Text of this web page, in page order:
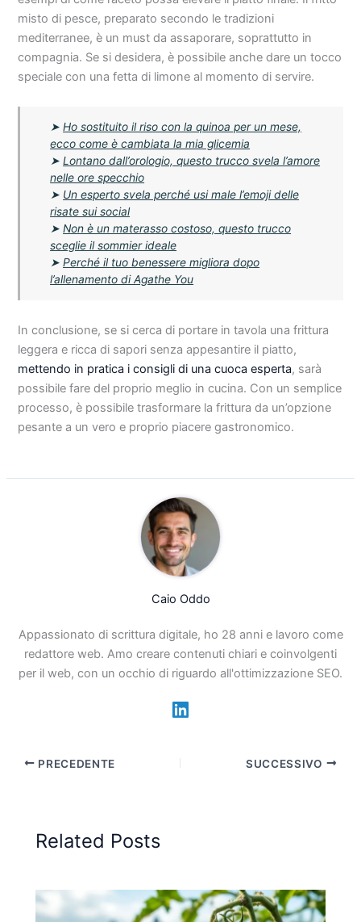
misto di pesce, preparato secondo le tradizioni
mediterranee, è un must da assaporare, soprattutto in
compagnia. Se si desidera, è possibile anche dare un tocco
speciale con una fetta di limone al momento di servire.
➤Ho sostituito il riso con la quinoa per un mese,
ecco come è cambiata la mia glicemia
➤Lontano dall’orologio, questo trucco svela l’amore
nelle ore specchio
➤ Un esperto svela perché usi male l’emoji delle
risate sui social
➤Non è un materasso costoso, questo trucco
sceglie il sommier ideale
➤Perché il tuo benessere migliora dopo
l’allenamento di Agathe You
In conclusione, se si cerca di portare in tavola una frittura
leggera e ricca di sapori senza appesantire il piatto,
mettendo in pratica i consigli di una cuoca esperta, sarà
possibile fare del proprio meglio in cucina. Con un semplice
processo, è possibile trasformare la frittura da un’opzione
pesante a un vero e proprio piacere gastronomico.
Caio Oddo
Appassionato di scrittura digitale, ho 28 anni e lavoro come
redattore web. Amo creare contenuti chiari e coinvolgenti
per il web, con un occhio di riguardo all'ottimizzazione SEO.
PRECEDENTE SUCCESSIVO
Related Posts